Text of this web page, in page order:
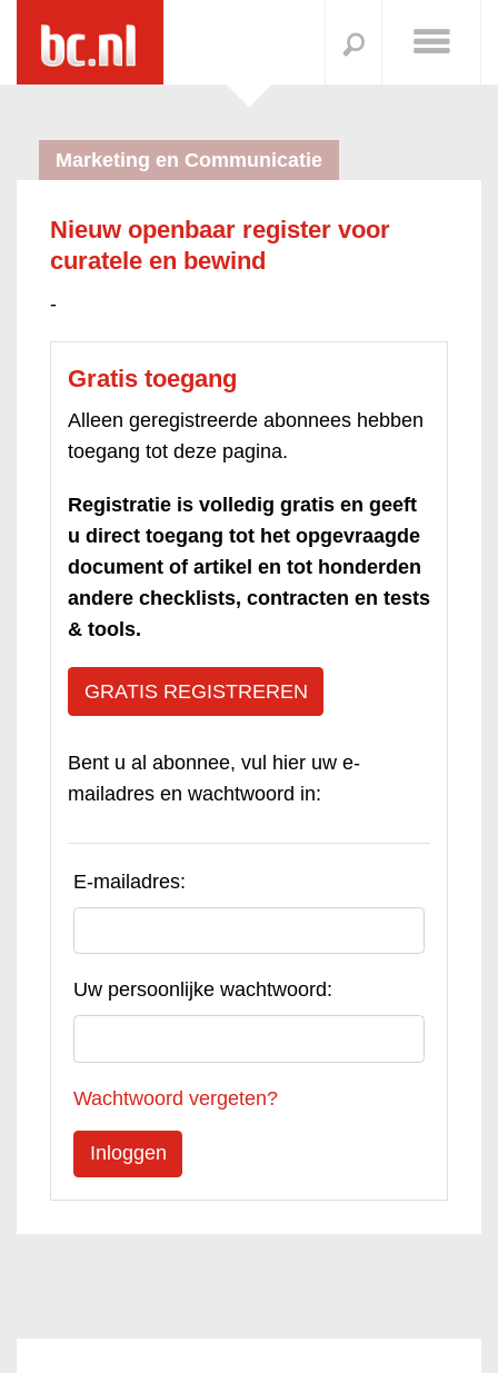
Marketing en Communicatie
Nieuw openbaar register voor
curatele en bewind
-
Gratis toegang
Alleen geregistreerde abonnees hebben
toegang tot deze pagina.
Registratie is volledig gratis en geeft
u direct toegang tot het opgevraagde
document of artikel en tot honderden
andere checklists, contracten en tests
& tools.
GRATIS REGISTREREN
Bent u al abonnee, vul hier uw e-
mailadres en wachtwoord in:
E-mailadres:
Uw persoonlijke wachtwoord:
Wachtwoord vergeten?